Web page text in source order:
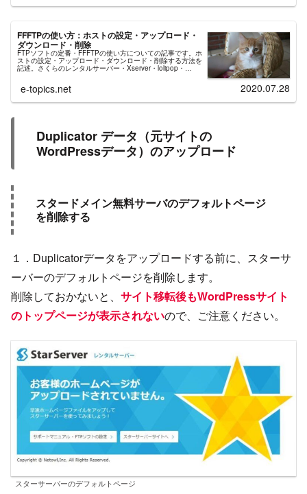
FFFTPの使い方：ホストの設定・アップロード・
ダウンロード・削除
FTPソフトの定番・FFFTPの使い方についての記事です。ホ
ストの設定・アップロード・ダウンロード・削除する方法を
記述。さくらのレンタルサーバー・Xserver・lolipop・
CORESERVERの設定方法をマニュアル紹介しながら個別に
e-topics.net 2020.07.28
Duplicator データ（元サイトの
WordPressデータ）のアップロード
スタードメイン無料サーバのデフォルトページ
を削除する
１．Duplicatorデータをアップロードする前に、スターサ
ーバーのデフォルトページを削除します。
削除しておかないと、 サイト移転後もWordPressサイト
のトップページが表示されないので、ご注意ください。
スターサーバーのデフォルトページ